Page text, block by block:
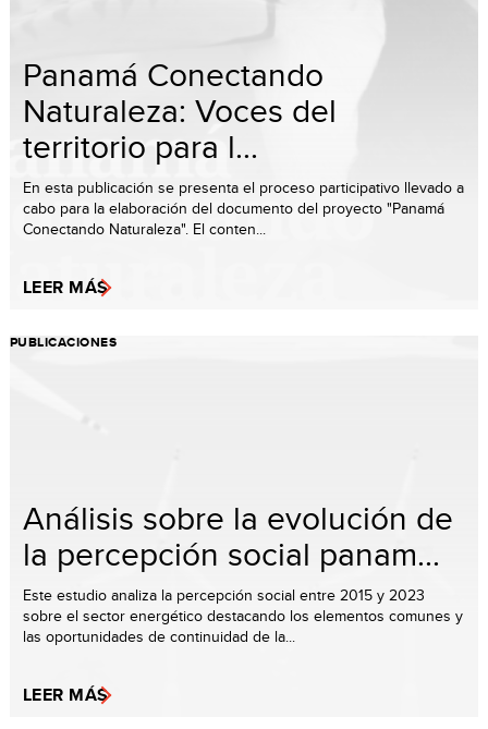
Panamá Conectando
Naturaleza: Voces del
territorio para l...
En esta publicación se presenta el proceso participativo llevado a
cabo para la elaboración del documento del proyecto "Panamá
Conectando Naturaleza". El conten...
LEER MÁS
PUBLICACIONES
Análisis sobre la evolución de
la percepción social panam...
Este estudio analiza la percepción social entre 2015 y 2023
sobre el sector energético destacando los elementos comunes y
las oportunidades de continuidad de la...
LEER MÁS